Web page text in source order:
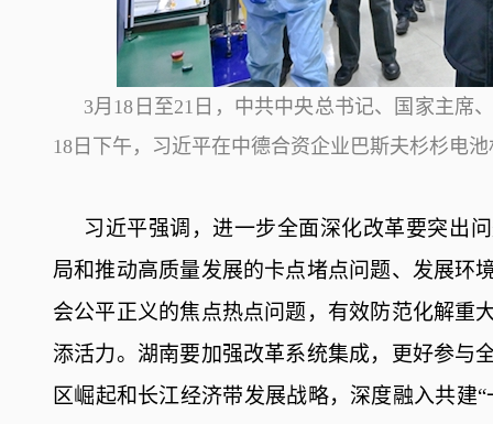
3月18日至21日，中共中央总书记、国家主席
18日下午，习近平在中德合资企业巴斯夫杉杉电
习近平强调，进一步全面深化改革要突出
局和推动高质量发展的卡点堵点问题、发展环
会公平正义的焦点热点问题，有效防范化解重
添活力。湖南要加强改革系统集成，更好参与
区崛起和长江经济带发展战略，深度融入共建